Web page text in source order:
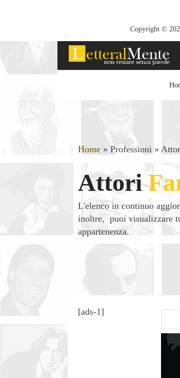
Copyright ©
Home » Professioni »
Attori
L'elenco in continuo
inoltre, puoi visualizzare
appartenenza.
[ads-1]